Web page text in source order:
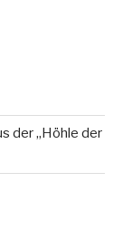
der „Höhle der